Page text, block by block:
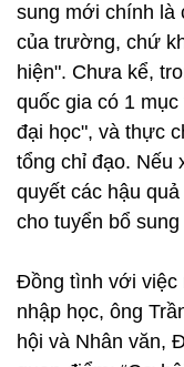
sung mới chính là
của trường, chứ
hiện". Chưa kể,
quốc gia có 1
đại học", và thực
tổng chỉ đạo. Nếu
quyết các hậu
cho tuyển bổ
Đồng tình với việc
nhập học, ông
hội và Nhân văn,